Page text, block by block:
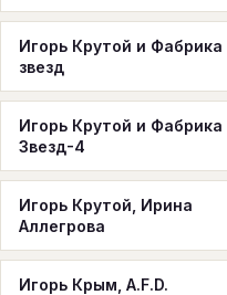
Игорь Крутой и Фабрика
звезд
Игорь Крутой и Фабрика
Звезд-4
Игорь Крутой, Ирина
Аллегрова
Игорь Крым, A.F.D.